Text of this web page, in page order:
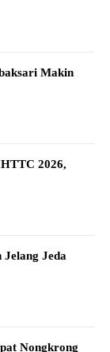
Makin
2026,
Jeda
Nongkrong